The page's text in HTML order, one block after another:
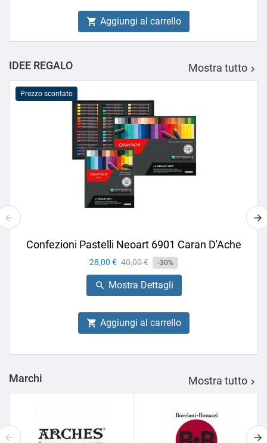
 Aggiungi al carrello
IDEE REGALO Mostra tutto 
Prezzo scontato
Confezioni Pastelli Neoart 6901 Caran D'Ache
Prezzo
28,00 € Prezzo
base
40,00 € -30%
 Mostra Dettagli
 Aggiungi al carrello
Marchi Mostra tutto 